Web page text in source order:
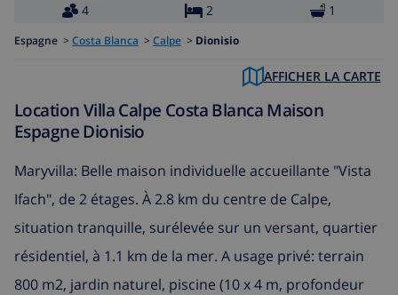
4
2 1
Espagne > Costa Blanca > Calpe > Dionisio
AFFICHER LA CARTE
Location Villa Calpe Costa Blanca Maison
Espagne Dionisio
Maryvilla: Belle maison individuelle accueillante "Vista
Ifach", de 2 étages. À 2.8 km du centre de Calpe,
situation tranquille, surélevée sur un versant, quartier
résidentiel, à 1.1 km de la mer. A usage privé: terrain
800 m2, jardin naturel, piscine (10 x 4 m, profondeur